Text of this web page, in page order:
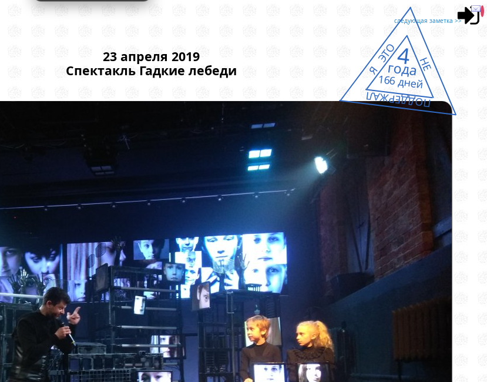
следующая заметка >>
23 апреля 2019
Спектакль Гадкие лебеди
Я ЭТО НЕ
ПОДДЕРЖАЛ
4
года
166 дней